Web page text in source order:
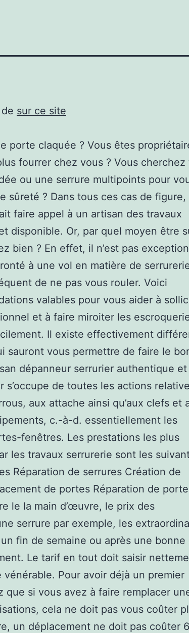
sur ce site
porte claquée ? Vous êtes
fourrer chez vous ? Vous cherchez
ou une serrure multipoints pour
sûreté ? Dans tous ces cas de figure,
faire appel à un artisan des travaux
disponible. Or, par quel moyen être
bien ? En effet, il n’est pas
à une vol en matière de
de ne pas vous rouler. Voici
valables pour vous aider à
et à faire miroiter les
Il existe effectivement
sauront vous permettre de faire le
dépanneur serrurier authentique et
s’occupe de toutes les actions
aux attache ainsi qu’aux clefs et
c.-à-d. essentiellement les
fenêtres. Les prestations les plus
les travaux serrurerie sont les
Réparation de serrures Création de
de portes Réparation de
le la main d’œuvre, le prix des
serrure par exemple, les
fin de semaine ou après une bonne
Le tarif en tout doit saisir
Pour avoir déjà un premier
que si vous avez à faire remplacer
cela ne doit pas vous coûter
un déplacement ne doit pas coûter